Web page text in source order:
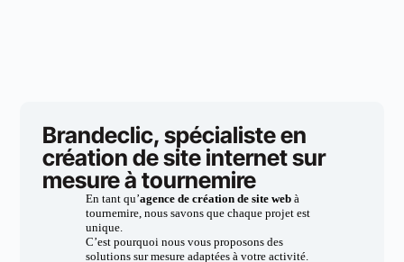
Brandeclic, spécialiste en
création de site internet sur
mesure à tournemire
En tant qu’agence de création de site webà
tournemire, nous savons que chaque projet est
unique.
C’est pourquoi nous vous proposons des
solutions sur mesure adaptées à votre activité.